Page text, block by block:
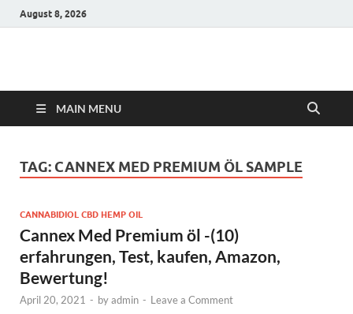
August 8, 2026
Hulk Supplements
MAIN MENU
TAG: CANNEX MED PREMIUM ÖL SAMPLE
CANNABIDIOL CBD HEMP OIL
Cannex Med Premium öl -(10)
erfahrungen, Test, kaufen, Amazon,
Bewertung!
April 20, 2021 - byadmin - Leave a Comment